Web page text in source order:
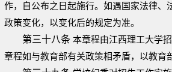
作，自公布之日起施行。如遇国家法律、
政策变化，以变化后的规定为准。
第三十八条 本章程由江西理工大学
章程如与教育部有关政策相矛盾，以教育